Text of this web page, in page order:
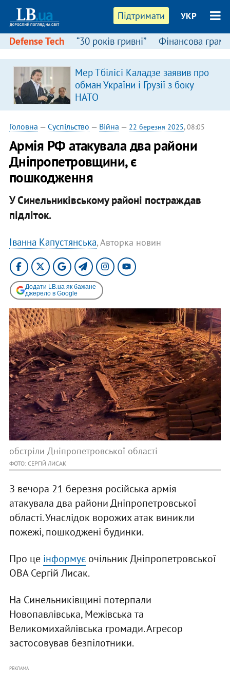
Підтримати УКР
Defense Tech “30 років гривні” Фінансова
Мер Тбілісі Каладзе заявив про
обман України і Грузії з боку
НАТО
Головна — Суспільство — Війна — 22 березня 2025, 08:05
Армія РФ атакувала два райони
Дніпропетровщини, є
пошкодження
У Синельниківському районі постраждав
підліток.
Іванна Капустянська, Авторка новин
Додати LB.ua як бажане
джерело в Google
обстріли Дніпропетровської області
ФОТО: СЕРГІЙ ЛИСАК
З вечора 21 березня російська армія
атакувала два райони Дніпропетровської
області. Унаслідок ворожих атак виникли
пожежі, пошкоджені будинки.
Про це інформуєочільник Дніпропетровської
ОВА Сергій Лисак.
На Синельниківщині потерпали
Новопавлівська, Межівська та
Великомихайлівська громади. Агресор
застосовував безпілотники.
РЕКЛАМА